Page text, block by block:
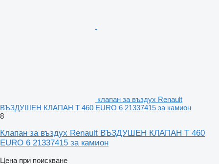
клапан за въздух Renault
ВЪЗДУШЕН КЛАПАН T 460 EURO 6 21337415 за камион
8
Клапан за въздух Renault ВЪЗДУШЕН КЛАПАН T 460
EURO 6 21337415 за камион
Цена при поискване